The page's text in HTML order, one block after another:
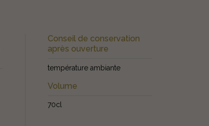
Conseil de conservation
après ouverture
température ambiante
Volume
70cl